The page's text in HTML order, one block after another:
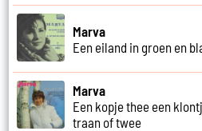
Marva
Een eiland in groen en
Marva
Een kopje thee een
traan of twee